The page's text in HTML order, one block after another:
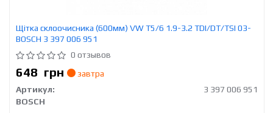
Щітка склоочисника (600мм) VW T5/6 1.9-3.2 TDI/DT/TSI 03-
BOSCH 3 397 006 951
0 отзывов
648 грн
завтра
Артикул:
3 397 006 951
BOSCH